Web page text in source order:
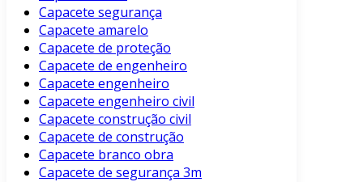
Capacete segurança
Capacete amarelo
Capacete de proteção
Capacete de engenheiro
Capacete engenheiro
Capacete engenheiro civil
Capacete construção civil
Capacete de construção
Capacete branco obra
Capacete de segurança 3m